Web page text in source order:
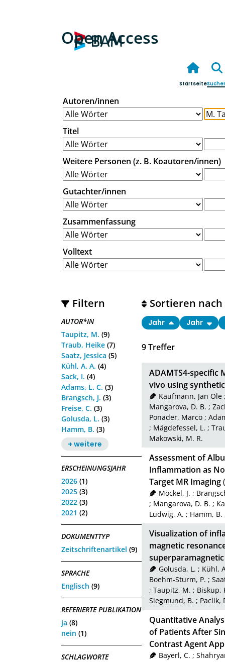
Open Access
Startseite
Autoren/innen
Titel
Weitere Personen (z. B. Koautoren/innen)
Gutachter/innen
Zusammenfassung
Volltext
Filtern
AUTOR*IN
Taupitz, M. (9)
Traub, Heike (7)
Saatz, Jessica (5)
Kühl, A. A. (4)
Sack, I. (4)
Adams, L. C. (3)
Brangsch, J. (3)
Freise, C. (3)
Golusda, L. (3)
Hamm, B. (3)
+ weitere
ERSCHEINUNGSJAHR
2026 (1)
2025 (3)
2022 (3)
2021 (2)
DOKUMENTTYP
Zeitschriftenartikel (9)
SPRACHE
Englisch (9)
REFERIERTE PUBLIKATION
ja (8)
nein (1)
SCHLAGWORTE
9Treffer
Sortieren nach
Jahr Jahr
ADAMTS4-specific
vivo using
Kaufmann, Jan Ole
Mangarova, D. B. ;
Ponader, Marco ;
; Mägdefessel, L. ;
Makowski, M. R.
Assessment of
Inflammation as
Target MR Imaging
Möckel, J. ;
; Mangarova, D. B. ;
Ludwig, A. ; Hamm, B.
Visualization of
magnetic
Golusda, L. ; Kühl,
Boehm-Sturm, P. ;
; Taupitz, M. ; Biskup,
Siegmund, B. ; Paclik,
Quantitative
of Patients After
Contrast Agent
Bayerl, C. ;